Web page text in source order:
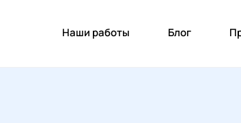
Наши работы Блог